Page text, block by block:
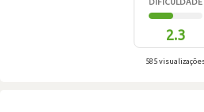
DIFICULDADE
2.3
585